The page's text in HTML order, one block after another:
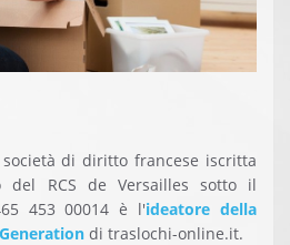
società di diritto francese iscritta
del RCS de Versailles sotto il
453 00014 è l'ideatore della
di traslochi-online.it.